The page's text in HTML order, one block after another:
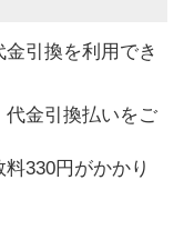
引換を利用でき
金引換払いをご
330円がかかり